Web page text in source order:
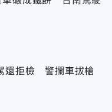
還拒檢 警攔車拔槍